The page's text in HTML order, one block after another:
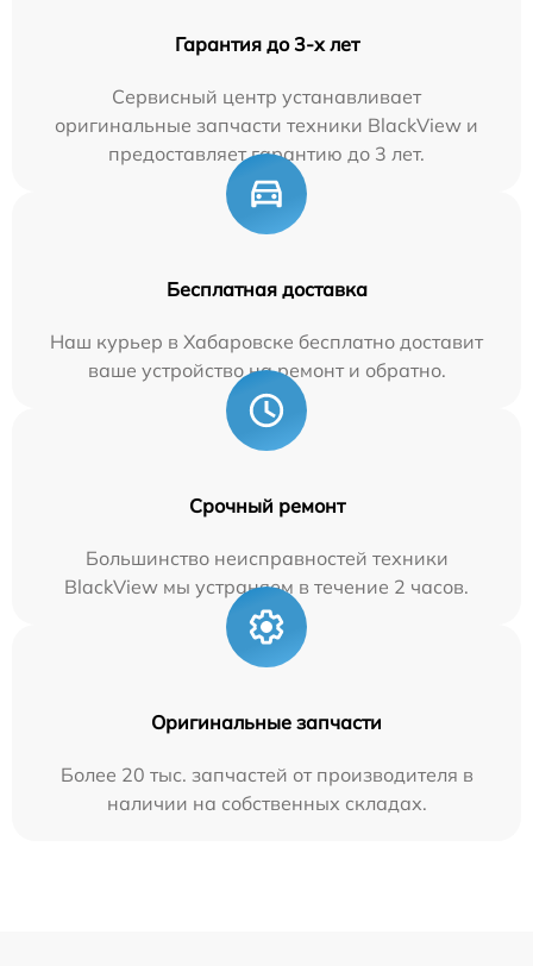
Гарантия до 3-х лет
Сервисный центр устанавливает
оригинальные запчасти техники BlackView и
предоставляет гарантию до 3 лет.
Бесплатная доставка
Наш курьер в Хабаровске бесплатно доставит
ваше устройство на ремонт и обратно.
Срочный ремонт
Большинство неисправностей техники
BlackView мы устраняем в течение 2 часов.
Оригинальные запчасти
Более 20 тыс. запчастей от производителя в
наличии на собственных складах.